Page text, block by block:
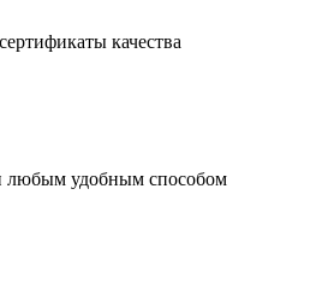
качества
любым удобным способом